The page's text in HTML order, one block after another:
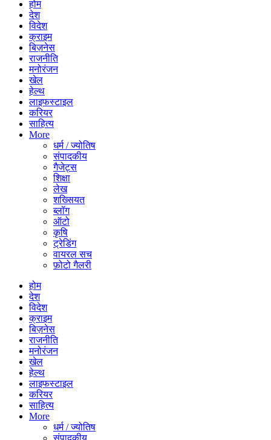
होम
देश
विदेश
क्राइम
बिज़नेस
राजनीति
मनोरंजन
खेल
हेल्थ
लाइफस्टाइल
करियर
साहित्य
More
धर्म / ज्योतिष
संपादकीय
गैजेट्स
शिक्षा
लेख
शख्सियत
ब्लॉग
ऑटो
कृषि
ट्रेडिंग
वायरल सच
फ़ोटो गैलरी
होम
देश
विदेश
क्राइम
बिज़नेस
राजनीति
मनोरंजन
खेल
हेल्थ
लाइफस्टाइल
करियर
साहित्य
More
धर्म / ज्योतिष
संपादकीय